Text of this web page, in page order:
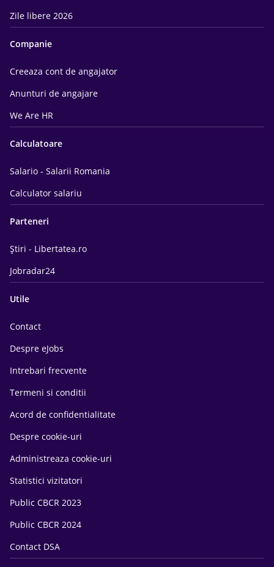
Zile libere 2026
Companie
Creeaza cont de angajator
Anunturi de angajare
We Are HR
Calculatoare
Salario - Salarii Romania
Calculator salariu
Parteneri
Știri - Libertatea.ro
Jobradar24
Utile
Contact
Despre eJobs
Intrebari frecvente
Termeni si conditii
Acord de confidentialitate
Despre cookie-uri
Administreaza cookie-uri
Statistici vizitatori
Public CBCR 2023
Public CBCR 2024
Contact DSA